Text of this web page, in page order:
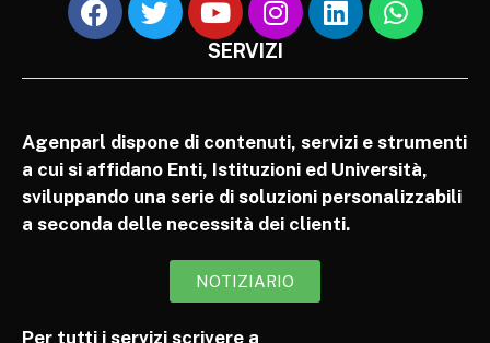
SERVIZI
Agenparl dispone di contenuti, servizi e strumenti
a cui si affidano Enti, Istituzioni ed Università,
sviluppando una serie di soluzioni personalizzabili
a seconda delle necessità dei clienti.
NOTIZIARIO
Per tutti i servizi scrivere a